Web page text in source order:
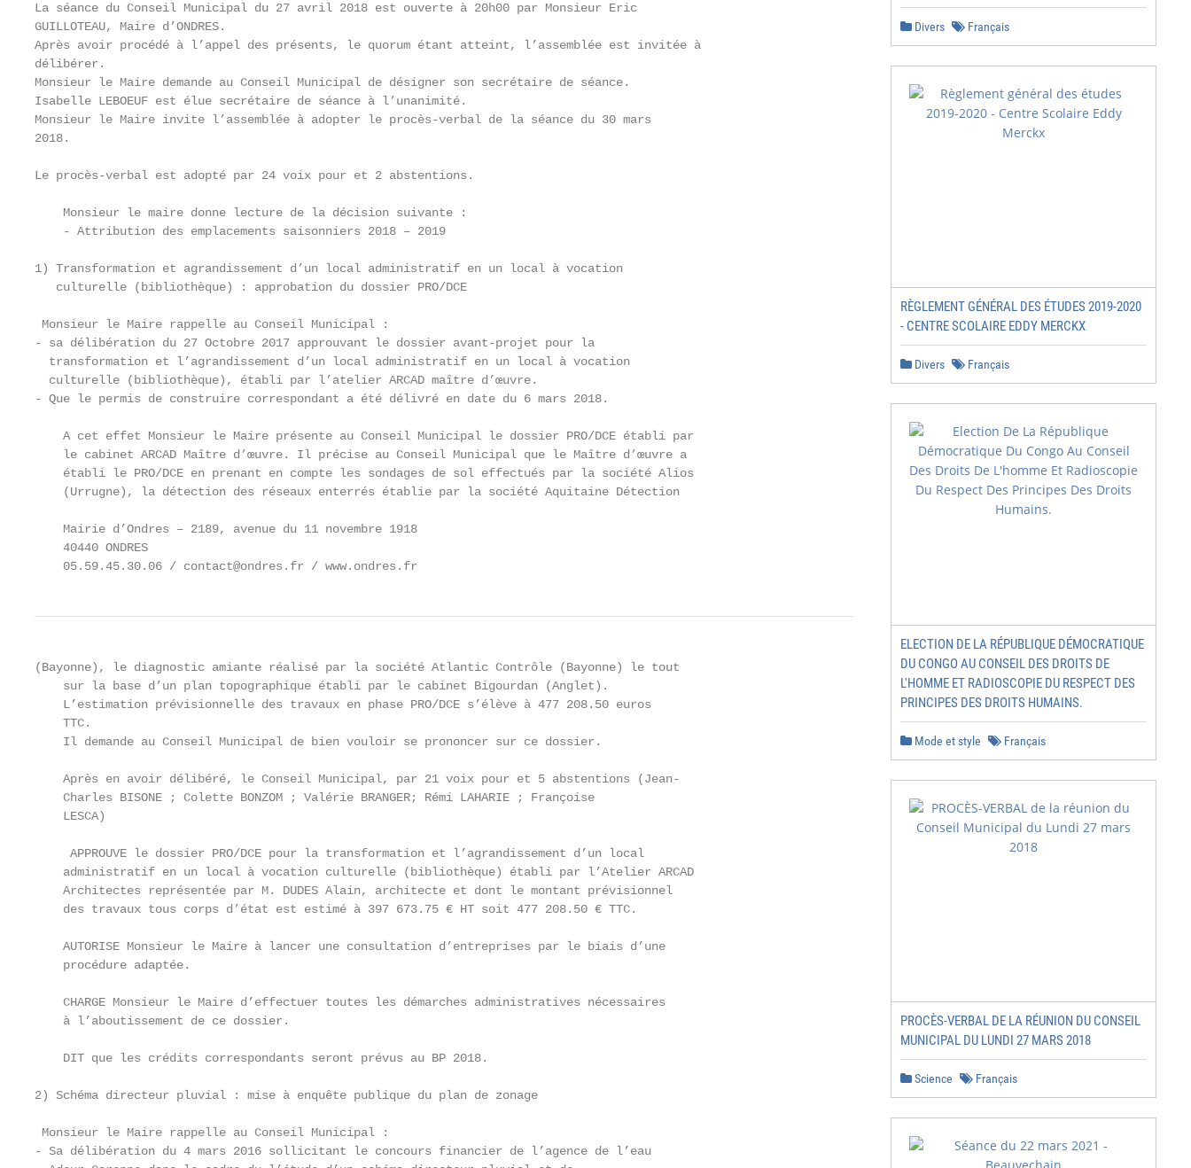
La séance du Conseil Municipal du 27 avril 2018 est ouverte à 20h00 par Monsieur Eric
GUILLOTEAU, Maire d’ONDRES.
Après avoir procédé à l’appel des présents, le quorum étant atteint, l’assemblée est invitée à
délibérer.
Monsieur le Maire demande au Conseil Municipal de désigner son secrétaire de séance.
Isabelle LEBOEUF est élue secrétaire de séance à l’unanimité.
Monsieur le Maire invite l’assemblée à adopter le procès-verbal de la séance du 30 mars
2018.
Le procès-verbal est adopté par 24 voix pour et 2 abstentions.
    Monsieur le maire donne lecture de la décision suivante :
    - Attribution des emplacements saisonniers 2018 – 2019
1) Transformation et agrandissement d’un local administratif en un local à vocation
   culturelle (bibliothèque) : approbation du dossier PRO/DCE
Monsieur le Maire rappelle au Conseil Municipal :
- sa délibération du 27 Octobre 2017 approuvant le dossier avant-projet pour la
  transformation et l’agrandissement d’un local administratif en un local à vocation
  culturelle (bibliothèque), établi par l’atelier ARCAD maître d’œuvre.
- Que le permis de construire correspondant a été délivré en date du 6 mars 2018.
    A cet effet Monsieur le Maire présente au Conseil Municipal le dossier PRO/DCE établi par
    le cabinet ARCAD Maître d’œuvre. Il précise au Conseil Municipal que le Maître d’œuvre a
    établi le PRO/DCE en prenant en compte les sondages de sol effectués par la société Alios
    (Urrugne), la détection des réseaux enterrés établie par la société Aquitaine Détection
    Mairie d’Ondres – 2189, avenue du 11 novembre 1918
    40440 ONDRES
    05.59.45.30.06 / contact@ondres.fr / www.ondres.fr
(Bayonne), le diagnostic amiante réalisé par la société Atlantic Contrôle (Bayonne) le tout
    sur la base d’un plan topographique établi par le cabinet Bigourdan (Anglet).
    L’estimation prévisionnelle des travaux en phase PRO/DCE s’élève à 477 208.50 euros
    TTC.
    Il demande au Conseil Municipal de bien vouloir se prononcer sur ce dossier.
    Après en avoir délibéré, le Conseil Municipal, par 21 voix pour et 5 abstentions (Jean-
    Charles BISONE ; Colette BONZOM ; Valérie BRANGER; Rémi LAHARIE ; Françoise
    LESCA)
     APPROUVE le dossier PRO/DCE pour la transformation et l’agrandissement d’un local
    administratif en un local à vocation culturelle (bibliothèque) établi par l’Atelier ARCAD
    Architectes représentée par M. DUDES Alain, architecte et dont le montant prévisionnel
    des travaux tous corps d’état est estimé à 397 673.75 € HT soit 477 208.50 € TTC.
    AUTORISE Monsieur le Maire à lancer une consultation d’entreprises par le biais d’une
    procédure adaptée.
    CHARGE Monsieur le Maire d’effectuer toutes les démarches administratives nécessaires
    à l’aboutissement de ce dossier.
    DIT que les crédits correspondants seront prévus au BP 2018.
2) Schéma directeur pluvial : mise à enquête publique du plan de zonage
Monsieur le Maire rappelle au Conseil Municipal :
- Sa délibération du 4 mars 2016 sollicitant le concours financier de l’agence de l’eau
Divers Français
RÈGLEMENT GÉNÉRAL DES ÉTUDES 2019-2020
- CENTRE SCOLAIRE EDDY MERCKX
Divers Français
ELECTION DE LA RÉPUBLIQUE DÉMOCRATIQUE
DU CONGO AU CONSEIL DES DROITS DE
L'HOMME ET RADIOSCOPIE DU RESPECT DES
PRINCIPES DES DROITS HUMAINS.
Mode et style Français
PROCÈS-VERBAL DE LA RÉUNION DU CONSEIL
MUNICIPAL DU LUNDI 27 MARS 2018
Science Français